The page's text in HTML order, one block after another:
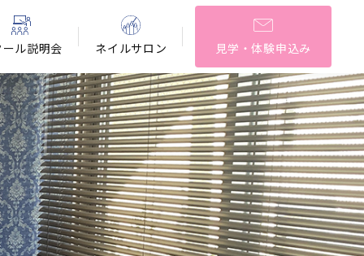
ル説明会 ネイルサロン 見学・体験申込み